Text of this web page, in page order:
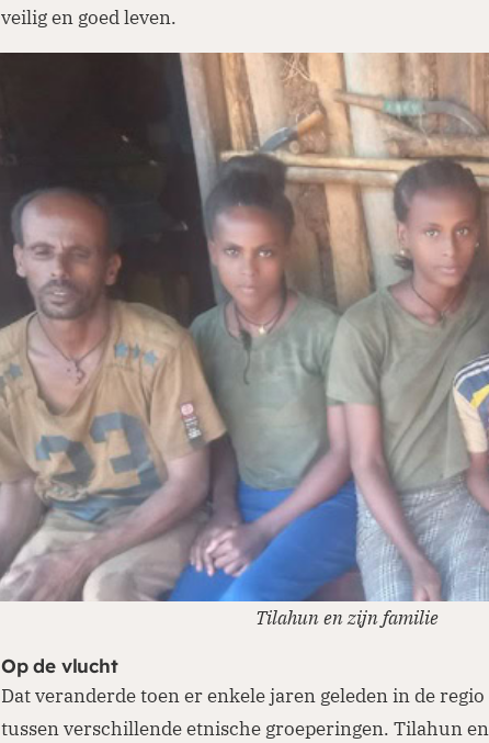
veilig en goed leven.
Tilahun en zijn familie
Op de vlucht
Dat veranderde toen er enkele jaren geleden in de
tussen verschillende etnische groeperingen. Tilahun